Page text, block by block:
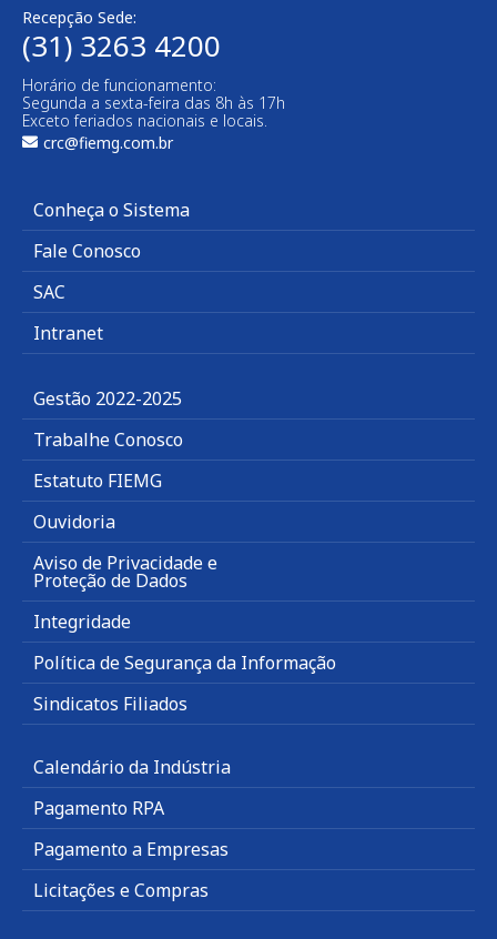
Recepção Sede:
(31) 3263 4200
Horário de funcionamento:
Segunda a sexta-feira das 8h às 17h
Exceto feriados nacionais e locais.
crc@fiemg.com.br
Conheça o Sistema
Fale Conosco
SAC
Intranet
Gestão 2022-2025
Trabalhe Conosco
Estatuto FIEMG
Ouvidoria
Aviso de Privacidade e
Proteção de Dados
Integridade
Política de Segurança da Informação
Sindicatos Filiados
Calendário da Indústria
Pagamento RPA
Pagamento a Empresas
Licitações e Compras